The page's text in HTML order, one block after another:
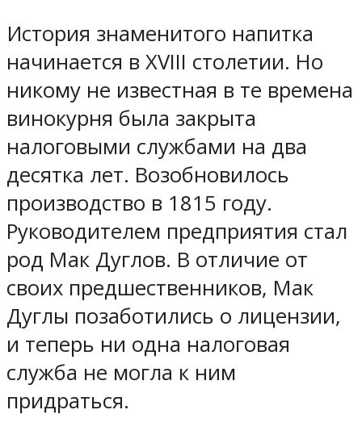
История знаменитого напитка
начинается в XVIII столетии. Но
никому не известная в те времена
винокурня была закрыта
налоговыми службами на два
десятка лет. Возобновилось
производство в 1815 году.
Руководителем предприятия стал
род Мак Дуглов. В отличие от
своих предшественников, Мак
Дуглы позаботились о лицензии,
и теперь ни одна налоговая
служба не могла к ним
придраться.